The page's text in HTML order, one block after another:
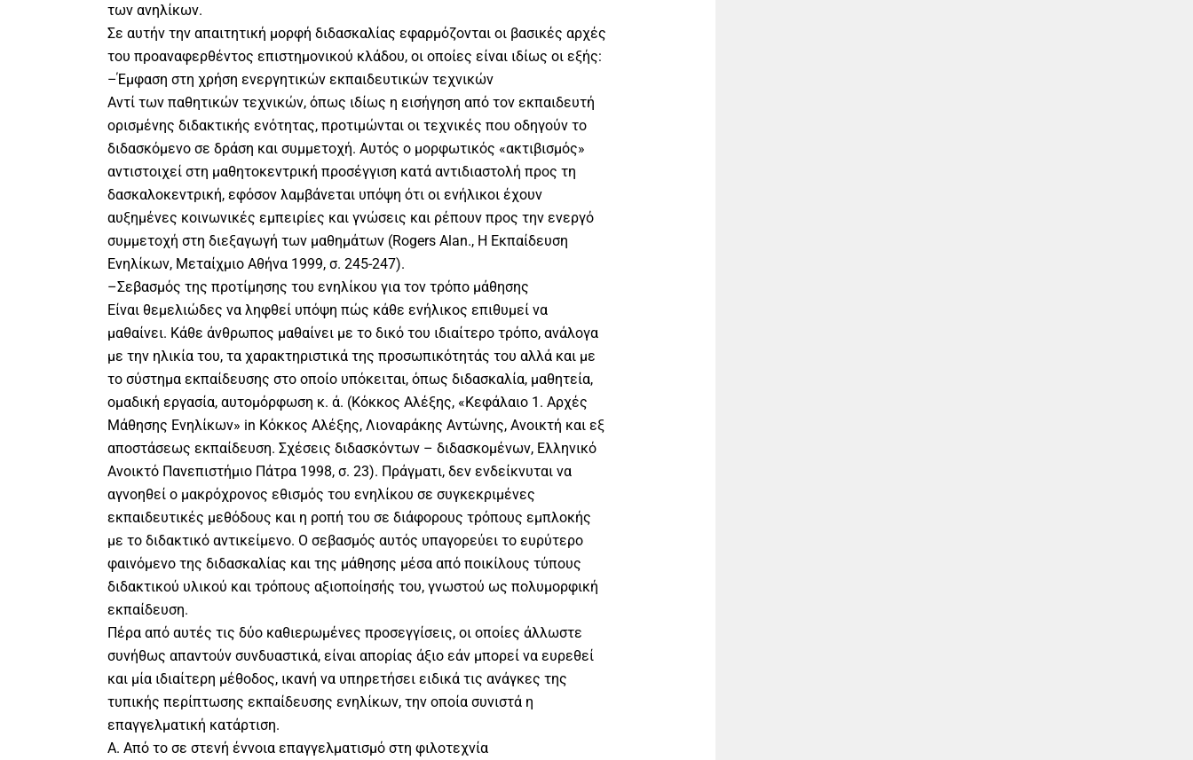
των ανηλίκων.
Σε αυτήν την απαιτητική μορφή διδασκαλίας εφαρμόζονται οι βασικές αρχές
του προαναφερθέντος επιστημονικού κλάδου, οι οποίες είναι ιδίως oι εξής:
–Έμφαση στη χρήση ενεργητικών εκπαιδευτικών τεχνικών
Αντί των παθητικών τεχνικών, όπως ιδίως η εισήγηση από τον εκπαιδευτή
ορισμένης διδακτικής ενότητας, προτιμώνται οι τεχνικές που οδηγούν το
διδασκόμενο σε δράση και συμμετοχή. Αυτός ο μορφωτικός «ακτιβισμός»
αντιστοιχεί στη μαθητοκεντρική προσέγγιση κατά αντιδιαστολή προς τη
δασκαλοκεντρική, εφόσον λαμβάνεται υπόψη ότι οι ενήλικοι έχουν
αυξημένες κοινωνικές εμπειρίες και γνώσεις και ρέπουν προς την ενεργό
συμμετοχή στη διεξαγωγή των μαθημάτων (Rogers Alan., Η Εκπαίδευση
Ενηλίκων, Μεταίχμιο Αθήνα 1999, σ. 245-247).
–Σεβασμός της προτίμησης του ενηλίκου για τον τρόπο μάθησης
Είναι θεμελιώδες να ληφθεί υπόψη πώς κάθε ενήλικος επιθυμεί να
μαθαίνει. Κάθε άνθρωπος μαθαίνει με το δικό του ιδιαίτερο τρόπο, ανάλογα
με την ηλικία του, τα χαρακτηριστικά της προσωπικότητάς του αλλά και με
το σύστημα εκπαίδευσης στο οποίο υπόκειται, όπως διδασκαλία, μαθητεία,
ομαδική εργασία, αυτομόρφωση κ. ά. (Κόκκος Αλέξης, «Κεφάλαιο 1. Αρχές
Μάθησης Ενηλίκων» in Κόκκος Αλέξης, Λιοναράκης Αντώνης, Ανοικτή και εξ
αποστάσεως εκπαίδευση. Σχέσεις διδασκόντων – διδασκομένων, Ελληνικό
Ανοικτό Πανεπιστήμιο Πάτρα 1998, σ. 23). Πράγματι, δεν ενδείκνυται να
αγνοηθεί ο μακρόχρονος εθισμός του ενηλίκου σε συγκεκριμένες
εκπαιδευτικές μεθόδους και η ροπή του σε διάφορους τρόπους εμπλοκής
με το διδακτικό αντικείμενο. Ο σεβασμός αυτός υπαγορεύει το ευρύτερο
φαινόμενο της διδασκαλίας και της μάθησης μέσα από ποικίλους τύπους
διδακτικού υλικού και τρόπους αξιοποίησής του, γνωστού ως πολυμορφική
εκπαίδευση.
Πέρα από αυτές τις δύο καθιερωμένες προσεγγίσεις, οι οποίες άλλωστε
συνήθως απαντούν συνδυαστικά, είναι απορίας άξιο εάν μπορεί να ευρεθεί
και μία ιδιαίτερη μέθοδος, ικανή να υπηρετήσει ειδικά τις ανάγκες της
τυπικής περίπτωσης εκπαίδευσης ενηλίκων, την οποία συνιστά η
επαγγελματική κατάρτιση.
Α. Από το σε στενή έννοια επαγγελματισμό στη φιλοτεχνία